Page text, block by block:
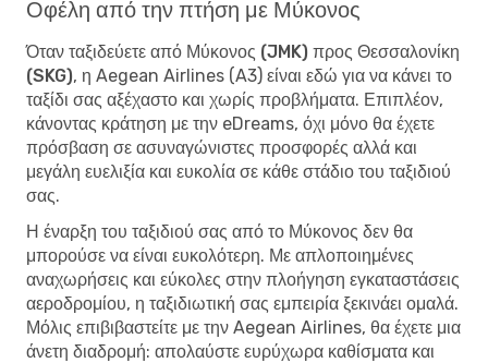
Οφέλη από την πτήση με Μύκονος
Όταν ταξιδεύετε από Μύκονος (JMK) προς Θεσσαλονίκη
(SKG), η Aegean Airlines (A3) είναι εδώ για να κάνει το
ταξίδι σας αξέχαστο και χωρίς προβλήματα. Επιπλέον,
κάνοντας κράτηση με την eDreams, όχι μόνο θα έχετε
πρόσβαση σε ασυναγώνιστες προσφορές αλλά και
μεγάλη ευελιξία και ευκολία σε κάθε στάδιο του ταξιδιού
σας.
Η έναρξη του ταξιδιού σας από το Μύκονος δεν θα
μπορούσε να είναι ευκολότερη. Με απλοποιημένες
αναχωρήσεις και εύκολες στην πλοήγηση εγκαταστάσεις
αεροδρομίου, η ταξιδιωτική σας εμπειρία ξεκινάει ομαλά.
Μόλις επιβιβαστείτε με την Aegean Airlines, θα έχετε μια
άνετη διαδρομή: απολαύστε ευρύχωρα καθίσματα και